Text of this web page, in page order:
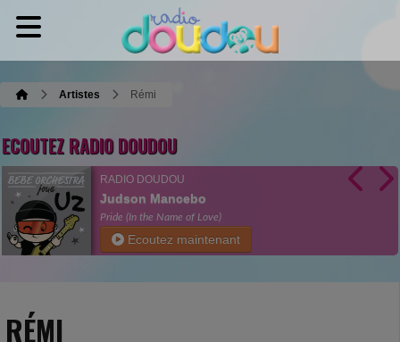
Artistes Rémi
ECOUTEZ RADIO DOUDOU
RADIO DOUDOU
Judson Mancebo
Pride (In the Name of Love)
Ecoutez maintenant
RÉMI